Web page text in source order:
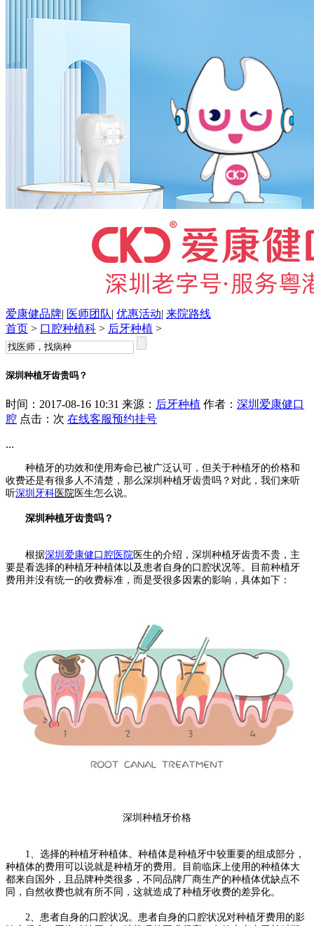
爱康健品牌| 医师团队| 优惠活动| 来院路线
首页 > 口腔种植科 > 后牙种植 >
深圳种植牙齿贵吗？
时间：2017-08-16 10:31 来源： 后牙种植 作者： 深圳爱康健口
腔 点击： 次 在线客服预约挂号
...
种植牙的功效和使用寿命已被广泛认可，但关于种植牙的价格和
收费还是有很多人不清楚，那么深圳种植牙齿贵吗？对此，我们来听
听深圳牙科 医院 医生怎么说。
深圳种植牙齿贵吗？
根据深圳爱康健口腔医院 医生的介绍，深圳种植牙齿贵不贵，主
要是看选择的种植牙种植体以及患者自身的口腔状况等。目前种植牙
费用并没有统一的收费标准，而是受很多因素的影响，具体如下：
深圳种植牙价格
1、选择的种植牙种植体。种植体是种植牙中较重要的组成部分，
种植体的费用可以说就是种植牙的费用。目前临床上使用的种植体大
都来自国外，且品牌种类很多，不同品牌厂商生产的种植体优缺点不
同，自然收费也就有所不同，这就造成了种植牙收费的差异化。
2、患者自身的口腔状况。患者自身的口腔状况对种植牙费用的影